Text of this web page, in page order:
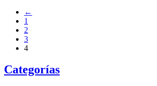
←
1
2
3
4
Categorías